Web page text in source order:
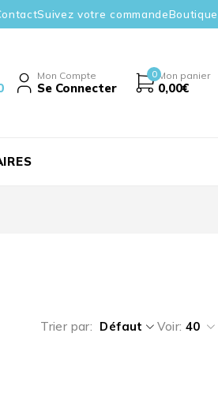
Suivez votre commandeBoutique
Mon Compte
Se Connecter
0 Mon panier
0,00€
Trier par Défaut Voir: 40